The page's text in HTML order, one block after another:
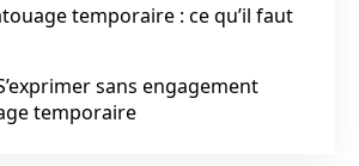
temporaire : ce qu’il faut
sans engagement
temporaire